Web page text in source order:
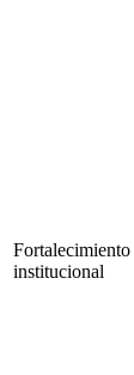
Fortalecimiento
institucional